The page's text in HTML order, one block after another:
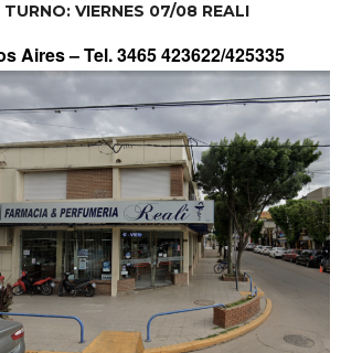
VIERNES 07/08 REALI
Aires –Tel. 3465 423622/425335